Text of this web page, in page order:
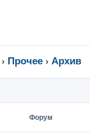
Прочее Архив
Форум